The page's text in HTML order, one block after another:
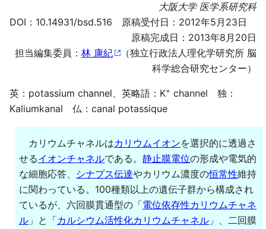
大阪大学 医学系研究科
DOI： 10.14931/bsd.516 原稿受付日：2012年5月23日
原稿完成日：2013年8月20日
担当編集委員： 林 康紀
（独立行政法人理化学研究所 脳
科学総合研究センター）
英：potassium channel、英略語：K+ channel 独：
Kaliumkanal 仏：canal potassique
カリウムチャネルはカリウムイオンを選択的に透過さ
せるイオンチャネルである。 静止膜電位の形成や電気的
な細胞応答、 シナプス伝達やカリウム濃度の恒常性維持
に関わっている。100種類以上の遺伝子群から構成され
ているが、六回膜貫通型の「電位依存性カリウムチャネ
ル 」と「カルシウム活性化カリウムチャネル 」、二回膜